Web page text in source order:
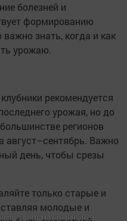
болезней и
формированию
знать, когда и как
урожаю.
рекомендуется
урожая, но до
регионов
август–сентябрь. Важно
день, чтобы срезы
только старые и
молодые и